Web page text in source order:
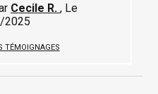
Cecile R. , Le
2025
TÉMOIGNAGES